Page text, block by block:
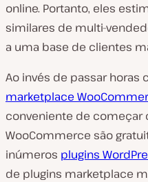
online. Portanto, eles
similares de multi-
a uma base de clientes
Ao invés de passar horas
marketplace
conveniente de começar
WooCommerce são
inúmeros plugins
de plugins marketplace